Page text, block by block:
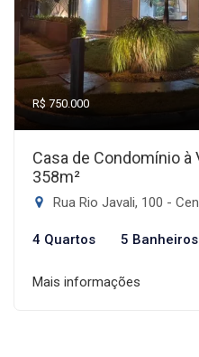
R$ 750.000
Casa de Condomínio
358m²
Rua Rio Javali, 100 -
4 Quartos 5 Banheiros
Mais informações